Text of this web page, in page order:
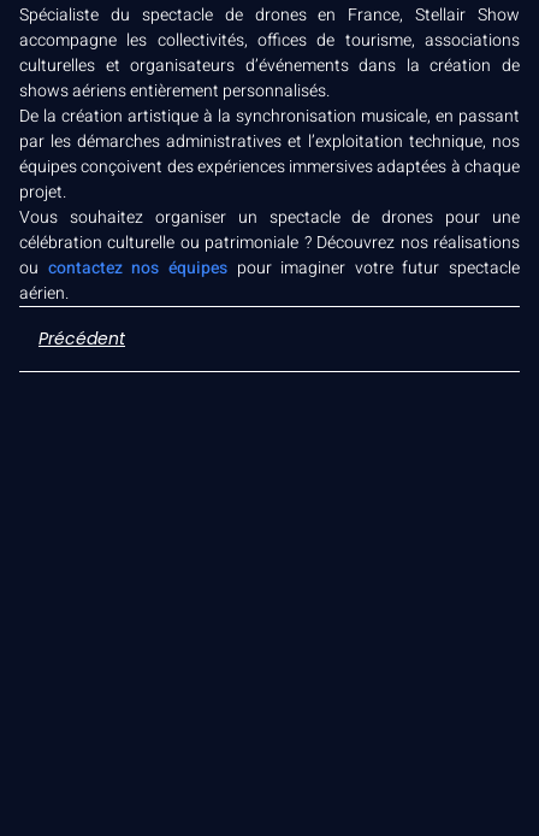
Spécialiste du spectacle de drones en France, Stellair Show
accompagne les collectivités, offices de tourisme, associations
culturelles et organisateurs d’événements dans la création de
shows aériens entièrement personnalisés.
De la création artistique à la synchronisation musicale, en passant
par les démarches administratives et l’exploitation technique, nos
équipes conçoivent des expériences immersives adaptées à chaque
projet.
Vous souhaitez organiser un spectacle de drones pour une
célébration culturelle ou patrimoniale ? Découvrez nos réalisations
ou contactez nos équipespour imaginer votre futur spectacle
aérien.
Précédent